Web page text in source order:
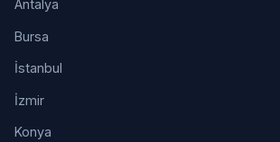
Antalya
Bursa
İstanbul
İzmir
Konya